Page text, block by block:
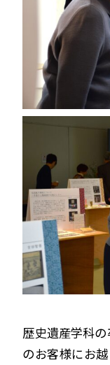
歴史遺産学科
のお客様にお